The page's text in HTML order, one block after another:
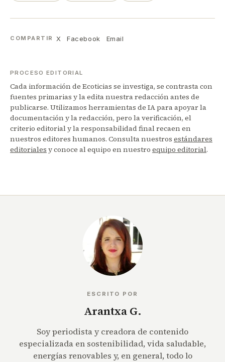
COMPARTIR X Facebook Email
PROCESO EDITORIAL
Cada información de Ecoticias se investiga, se contrasta con
fuentes primarias y la edita nuestra redacción antes de
publicarse. Utilizamos herramientas de IA para apoyar la
documentación y la redacción, pero la verificación, el
criterio editorial y la responsabilidad final recaen en
nuestros editores humanos. Consulta nuestros estándares
editoriales y conoce al equipo en nuestro equipo editorial.
ESCRITO POR
Arantxa G.
Soy periodista y creadora de contenido
especializada en sostenibilidad, vida saludable,
energías renovables y, en general, todo lo